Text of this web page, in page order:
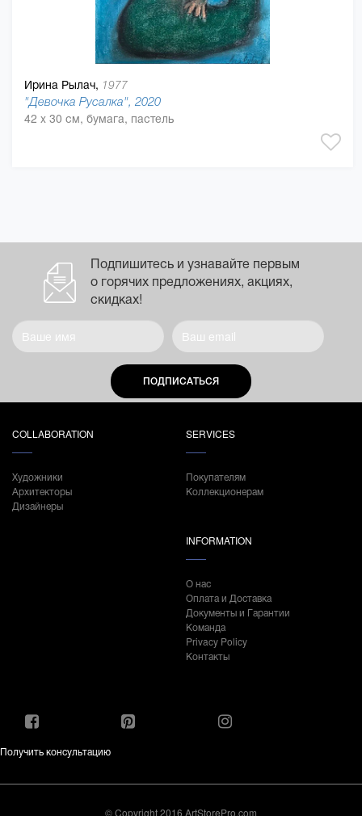
Ирина Рылач, 1977
"Девочка Русалка", 2020
42 x 30 см, бумага, пастель
Подпишитесь и узнавайте первым
о горячих предложениях, акциях,
скидках!
ПОДПИСАТЬСЯ
COLLABORATION
Художники
Архитекторы
Дизайнеры
SERVICES
Покупателям
Коллекционерам
INFORMATION
О нас
Оплата и Доставка
Документы и Гарантии
Команда
Privacy Policy
Контакты
Получить консультацию
© Copyright 2016 ArtStorePro.com